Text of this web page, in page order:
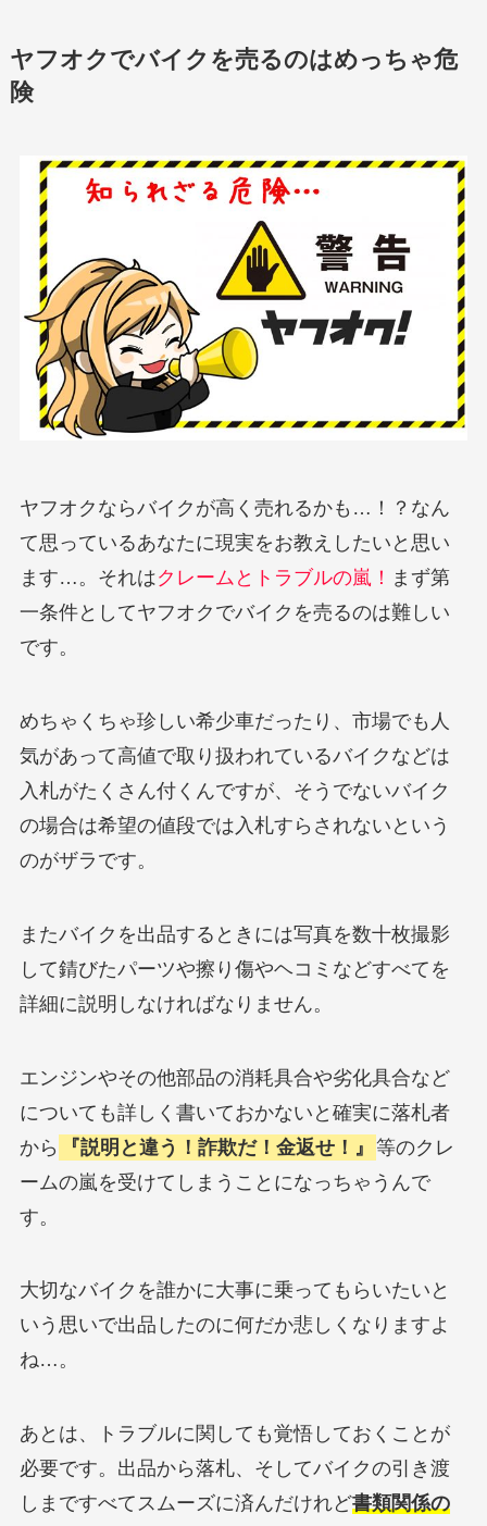
ヤフオクでバイクを売るのはめっちゃ危
険
ヤフオクならバイクが高く売れるかも…！？なん
て思っているあなたに現実をお教えしたいと思い
ます…。それはクレームとトラブルの嵐！ まず第
一条件としてヤフオクでバイクを売るのは難しい
です。
めちゃくちゃ珍しい希少車だったり、市場でも人
気があって高値で取り扱われているバイクなどは
入札がたくさん付くんですが、そうでないバイク
の場合は希望の値段では入札すらされないという
のがザラです。
またバイクを出品するときには写真を数十枚撮影
して錆びたパーツや擦り傷やヘコミなどすべてを
詳細に説明しなければなりません。
エンジンやその他部品の消耗具合や劣化具合など
についても詳しく書いておかないと確実に落札者
から
『説明と違う！詐欺だ！金返せ！』 等のクレ
ームの嵐を受けてしまうことになっちゃうんで
す。
大切なバイクを誰かに大事に乗ってもらいたいと
いう思いで出品したのに何だか悲しくなりますよ
ね…。
あとは、トラブルに関しても覚悟しておくことが
必要です。出品から落札、そしてバイクの引き渡
しまですべてスムーズに済んだけれど書類関係の